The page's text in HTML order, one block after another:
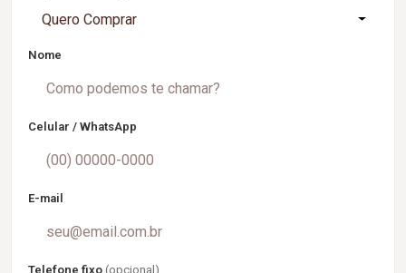
Quero Comprar
Nome
Celular / WhatsApp
E-mail
Telefone fixo (opcional)